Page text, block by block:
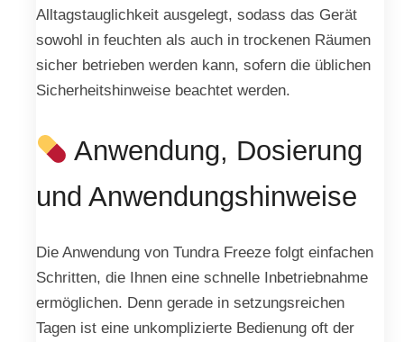
Alltagstauglichkeit ausgelegt, sodass das Gerät
sowohl in feuchten als auch in trockenen Räumen
sicher betrieben werden kann, sofern die üblichen
Sicherheitshinweise beachtet werden.
Anwendung, Dosierung
und Anwendungshinweise
Die Anwendung von Tundra Freeze folgt einfachen
Schritten, die Ihnen eine schnelle Inbetriebnahme
ermöglichen. Denn gerade in setzungsreichen
Tagen ist eine unkomplizierte Bedienung oft der